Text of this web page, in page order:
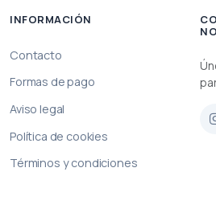
INFORMACIÓN
Contacto
Formas de pago
Aviso legal
Política de cookies
Términos y condiciones